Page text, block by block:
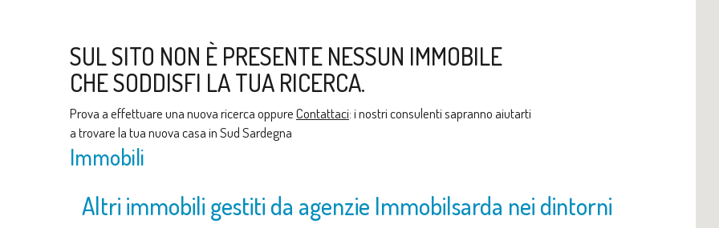
SUL SITO NON È PRESENTE NESSUN IMMOBILE
CHE SODDISFI LA TUA RICERCA.
Prova a effettuare una nuova ricerca oppureContattaci: i nostri consulenti sapranno aiutarti
a trovare la tua nuova casa in Sud Sardegna
Immobili
Altri immobili gestiti da agenzie Immobilsarda nei dintorni